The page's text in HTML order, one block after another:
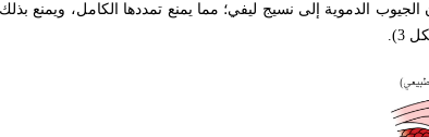
الدموية إلى نسيج ليفي؛ مما يمنع تمددها الكامل، ويمنع بذلك
3).